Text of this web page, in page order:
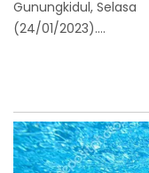
Gunungkidul, Selasa
(24/01/2023)....